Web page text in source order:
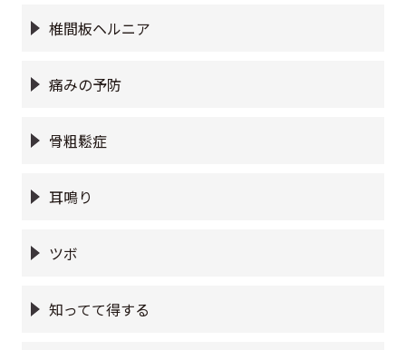
椎間板ヘルニア
痛みの予防
骨粗鬆症
耳鳴り
ツボ
知ってて得する